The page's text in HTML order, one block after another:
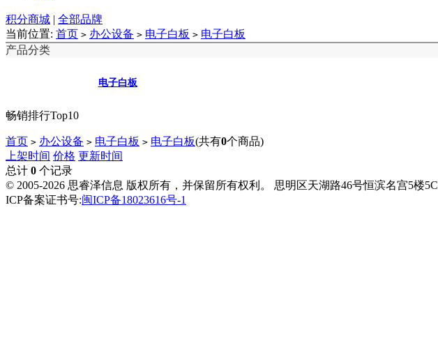
积分商城 | 全部品牌
当前位置: 首页 > 办公设备 > 电子白板 > 电子白板
产品分类
电子白板
畅销排行Top10
首页 > 办公设备 > 电子白板 > 电子白板(共有0个商品)
上架时间 价格 更新时间
总计 0 个记录
© 2005-2026 思睿泽信息 版权所有，并保留所有权利。 思明区天湖路46号恒滨名宫5楼5C
ICP备案证书号:闽ICP备18023616号-1